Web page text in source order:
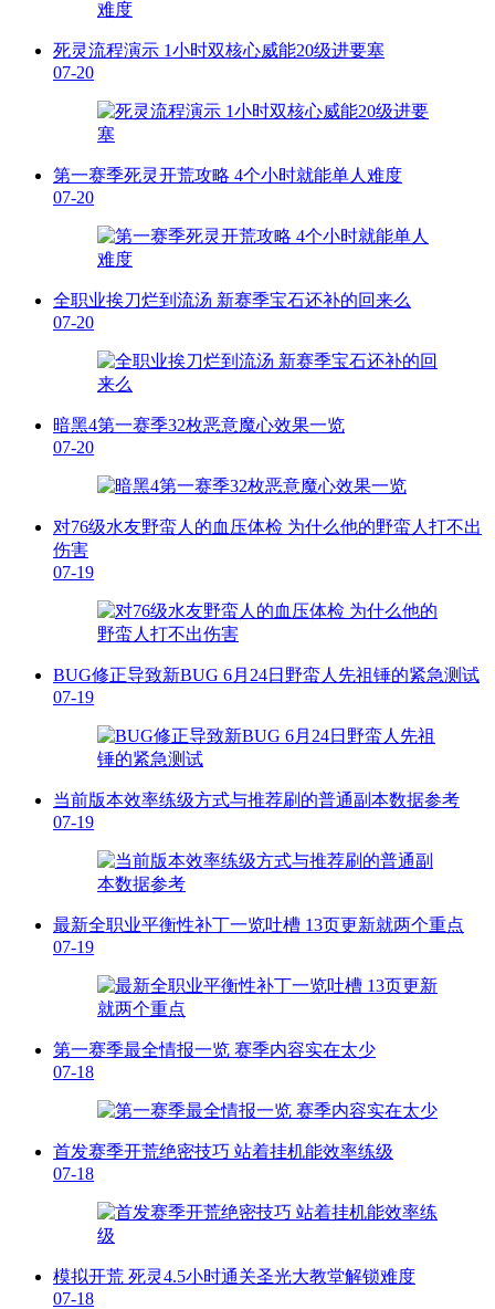
死灵流程演示 1小时双核心威能20级进要塞
07-20
第一赛季死灵开荒攻略 4个小时就能单人难度
07-20
全职业挨刀烂到流汤 新赛季宝石还补的回来么
07-20
暗黑4第一赛季32枚恶意魔心效果一览
07-20
对76级水友野蛮人的血压体检 为什么他的野蛮人打不出
伤害
07-19
BUG修正导致新BUG 6月24日野蛮人先祖锤的紧急测试
07-19
当前版本效率练级方式与推荐刷的普通副本数据参考
07-19
最新全职业平衡性补丁一览吐槽 13页更新就两个重点
07-19
第一赛季最全情报一览 赛季内容实在太少
07-18
首发赛季开荒绝密技巧 站着挂机能效率练级
07-18
模拟开荒 死灵4.5小时通关圣光大教堂解锁难度
07-18